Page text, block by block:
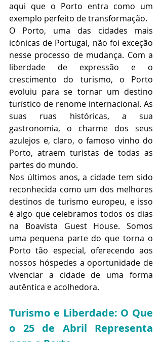
aqui que o Porto entra como um
exemplo perfeito de transformação.
O Porto, uma das cidades mais
icónicas de Portugal, não foi exceção
nesse processo de mudança. Com a
liberdade de expressão e o
crescimento do turismo, o Porto
evoluiu para se tornar um destino
turístico de renome internacional. As
suas ruas históricas, a sua
gastronomia, o charme dos seus
azulejos e, claro, o famoso vinho do
Porto, atraem turistas de todas as
partes do mundo.
Nos últimos anos, a cidade tem sido
reconhecida como um dos melhores
destinos de turismo europeu, e isso
é algo que celebramos todos os dias
na Boavista Guest House. Somos
uma pequena parte do que torna o
Porto tão especial, oferecendo aos
nossos hóspedes a oportunidade de
vivenciar a cidade de uma forma
autêntica e acolhedora.
Turismo e Liberdade: O Que
o 25 de Abril Representa